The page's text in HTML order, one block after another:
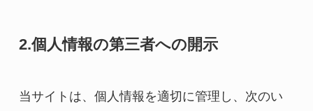
2.個人情報の第三者への開示
当サイトは、個人情報を適切に管理し、次のい